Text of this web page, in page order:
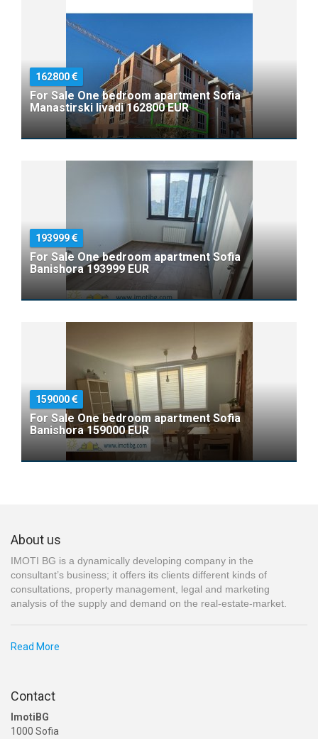
162800
For Sale One bedroom apartment Sofia
Manastirski livadi 162800 EUR
193999
For Sale One bedroom apartment Sofia
Banishora 193999 EUR
159000
For Sale One bedroom apartment Sofia
Banishora 159000 EUR
About us
IMOTI BG is a dynamically developing company in the
consultant’s business; it offers its clients different kinds of
consultations, property management, legal and marketing
analysis of the supply and demand on the real-estate-market.
Read More
Contact
ImotiBG
1000 Sofia